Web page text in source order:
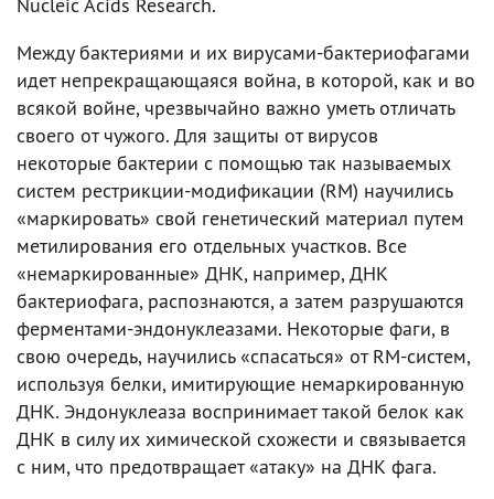
Между бактериями и их вирусами-бактериофагами
идет непрекращающаяся война, в которой, как и во
всякой войне, чрезвычайно важно уметь отличать
своего от чужого. Для защиты от вирусов
некоторые бактерии с помощью так называемых
систем рестрикции-модификации (RM) научились
«маркировать» свой генетический материал путем
метилирования его отдельных участков. Все
«немаркированные» ДНК, например, ДНК
бактериофага, распознаются, а затем разрушаются
ферментами-эндонуклеазами. Некоторые фаги, в
свою очередь, научились «спасаться» от RM-систем,
используя белки, имитирующие немаркированную
ДНК. Эндонуклеаза воспринимает такой белок как
ДНК в силу их химической схожести и связывается
с ним, что предотвращает «атаку» на ДНК фага.